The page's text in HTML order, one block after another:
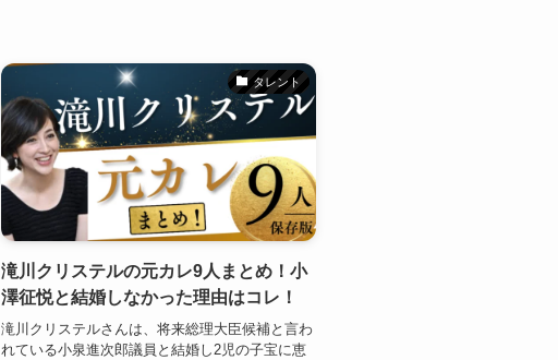
タレント
滝川クリステルの元カレ9人まとめ！小
澤征悦と結婚しなかった理由はコレ！
滝川クリステルさんは、将来総理大臣候補と言わ
れている小泉進次郎議員と結婚し2児の子宝に恵